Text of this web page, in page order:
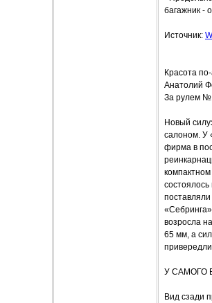
багажник -
Источник:
Красота
Анатолий
За рулем
Новый
салоном. У
фирма в
возросла
65 мм, а
У САМОГО
Вид сзади